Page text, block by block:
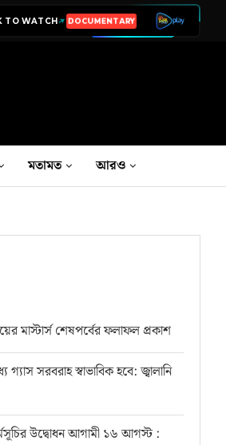
TO WATCH LIVE TV
মতামত আরও
মাস্টার্স শেষপর্বের ফলাফল প্রকাশ
গ্যাস সরবরাহ স্বাভাবিক হবে: জ্বালানি
উদ্বোধন আগামী ১৬ আগস্ট :